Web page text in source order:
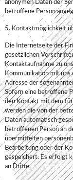
anonymen Daten der
betroffene Person
5. Kontaktmöglichkeit
Die Internetseite der
gesetzlichen
Kontaktaufnahme zu
Kommunikation mit uns
Adresse der
Sofern eine betroffene
den Kontakt mit dem
werden die von der
Daten automatisch
betroffenen Person an
übermittelten
Bearbeitung oder der
gespeichert. Es erfolgt
an Dritte.